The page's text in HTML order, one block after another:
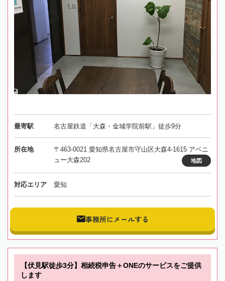
最寄駅 名古屋鉄道「大森・金城学院前駅」徒歩9分
所在地
〒463-0021 愛知県名古屋市守山区大森4-1615 アベニ
ュー大森202
地図
対応エリア 愛知
事務所にメールする
【伏見駅徒歩3分】相続税申告＋ONEのサービスをご提供
します